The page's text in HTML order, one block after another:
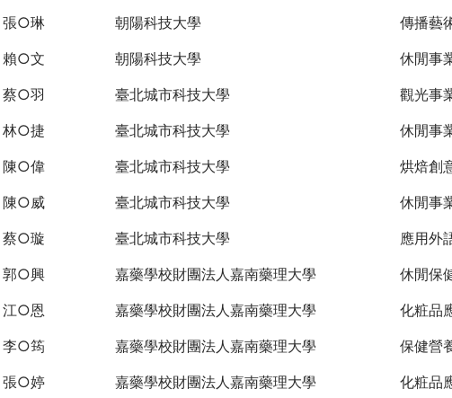
張○琳 朝陽科技大學
傳播藝
賴○文 朝陽科技大學
休閒事
蔡○羽 臺北城市科技大學
觀光事
林○捷 臺北城市科技大學
休閒事
陳○偉 臺北城市科技大學
烘焙創
陳○威 臺北城市科技大學
休閒事
蔡○璇 臺北城市科技大學
應用外
郭○興 嘉藥學校財團法人嘉南藥理大學
休閒保
江○恩 嘉藥學校財團法人嘉南藥理大學
化粧品
李○筠 嘉藥學校財團法人嘉南藥理大學
保健營
張○婷 嘉藥學校財團法人嘉南藥理大學
化粧品